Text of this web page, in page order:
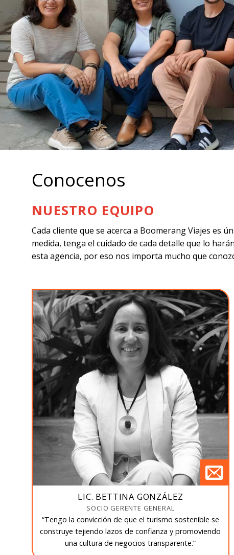
Conocenos
NUESTRO EQUIPO
Cada cliente que se acerca a Boomerang Viajes es
medida, tenga el cuidado de cada detalle que lo
esta agencia, por eso nos importa mucho que
LIC. BETTINA GONZÁLEZ
SOCIO GERENTE GENERAL
“Tengo la convicción de que el turismo sostenible se
construye tejiendo lazos de confianza y promoviendo
una cultura de negocios transparente.”